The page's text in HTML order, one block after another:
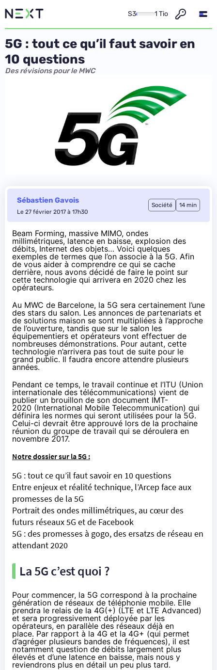
S3 1 Tio
5G : tout ce qu’il faut savoir en
10 questions
Des révisions pour le MWC
Sébastien Gavois
Le 27 février 2017 à 17h30
Société 14 min
Beam Forming, massive MIMO, ondes
millimétriques, latence en baisse, explosion des
débits, Internet des objets… Voici quelques
exemples de termes que l’on associe à la 5G. Afin
de vous aider à comprendre ce qui se cache
derrière, nous avons décidé de faire le point sur
cette technologie qui arrivera en 2020 chez les
opérateurs.
Au MWC de Barcelone, la 5G sera certainement l’une
des stars du salon. Les annonces de partenariats et
de solutions maison se sont multipliées à l’approche
de l’ouverture, tandis que sur le salon les
équipementiers et opérateurs vont effectuer de
nombreuses démonstrations. Pour autant, cette
technologie n’arrivera pas tout de suite pour le
grand public. Il faudra encore attendre plusieurs
années.
Pendant ce temps, le travail continue et l’ITU (Union
internationale des télécommunications) vient de
publier un brouillon de son document IMT-
2020 (International Mobile Telecommunication) qui
définira les normes qui seront utilisées pour la 5G.
Celui-ci devrait être approuvé lors de la prochaine
réunion du groupe de travail qui se déroulera en
novembre 2017.
Notre dossier sur la 5G :
5G : tout ce qu’il faut savoir en 10 questions
Entre enjeux et réalité technique, l’Arcep face aux
promesses de la 5G
Portrait des ondes millimétriques, au cœur des
futurs réseaux 5G et de Facebook
5G : des promesses à gogo, des ersatzs de réseau en
attendant 2020
La 5G c’est quoi ?
Pour commencer, la 5G correspond à la prochaine
génération de réseaux de téléphonie mobile. Elle
prendra le relais de la 4G(+) (LTE et LTE Advanced)
et sera progressivement déployée par les
opérateurs, en parallèle des réseaux déjà en
place. Par rapport à la 4G et la 4G+ (qui permet
d’agréger plusieurs bandes de fréquences), il est
notamment question de débits largement plus
élevés et d’une latence en baisse, mais nous y
reviendrons plus en détail un peu plus tard.